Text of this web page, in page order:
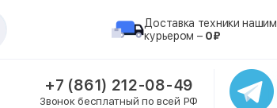
Доставка техники нашим
курьером – 0₽
+7 (861) 212-08-49
Звонок бесплатный по всей РФ